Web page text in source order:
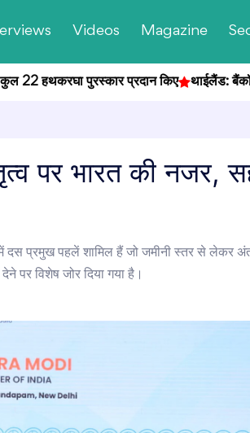
Videos Magazine
पुरस्कार प्रदान किए थाईलैंड: बैंकॉक के
पर भारत की नजर,
में दस प्रमुख पहलें शामिल हैं जो जमीनी स्तर से लेकर
पर विशेष जोर दिया गया है।